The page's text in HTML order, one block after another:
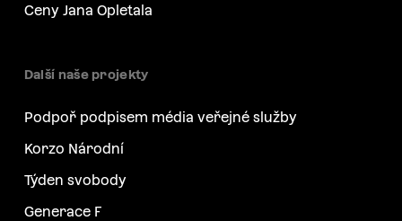
Ceny Jana Opletala
Další naše projekty
Podpoř podpisem média veřejné služby
Korzo Národní
Týden svobody
Generace F